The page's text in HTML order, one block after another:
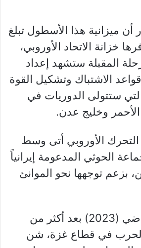
أن ميزانية هذا الأسطول تبلغ
خزانة الاتحاد الأوروبي،
المقبلة ستشهد إعداد
الاشتباك وتشكيل القوة
التي ستتولى الدوريات في
الأحمر وخليج عدن.
الأوروبي أتى وسط
الحوثي المدعومة إيرانياً
توجهها نحو الموانئ
فمنذ نوفمبر الماضي (2023) بعد أكثر من
في قطاع غزة، شن